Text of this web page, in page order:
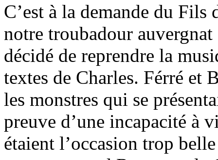
C’est à la demande du
notre troubadour
décidé de reprendre la
textes de Charles. Férré et
les monstres qui se
preuve d’une incapacité à
étaient l’occasion trop